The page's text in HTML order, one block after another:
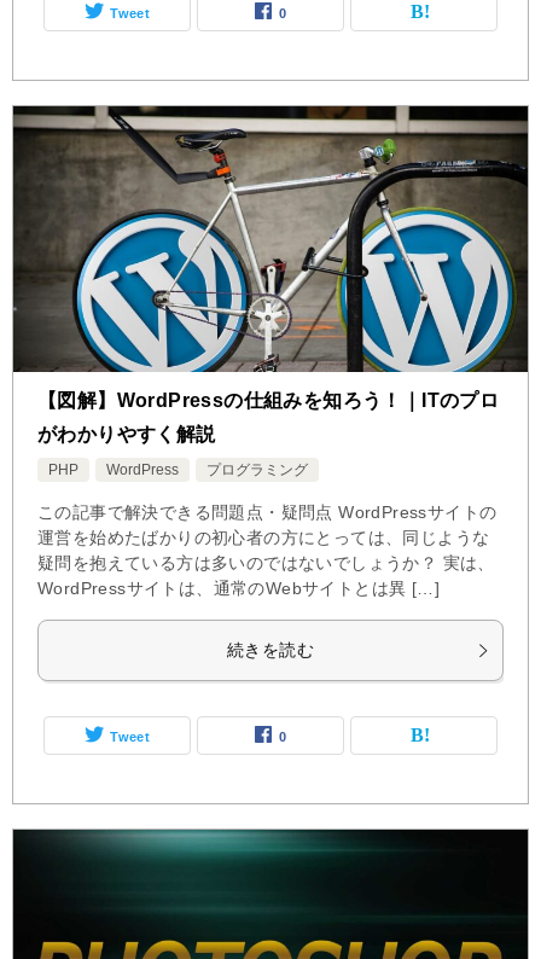
Tweet 0
【図解】WordPressの仕組みを知ろう！｜ITのプロ
がわかりやすく解説
PHP WordPress プログラミング
この記事で解決できる問題点・疑問点 WordPressサイトの
運営を始めたばかりの初心者の方にとっては、同じような
疑問を抱えている方は多いのではないでしょうか？ 実は、
WordPressサイトは、通常のWebサイトとは異 […]
続きを読む
Tweet 0